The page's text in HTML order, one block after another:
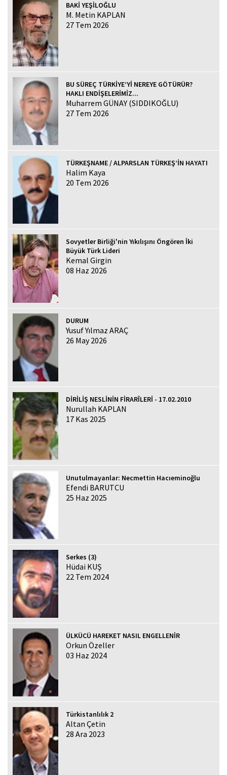
BAKİ YEŞİLOĞLU
M. Metin KAPLAN
27 Tem 2026
BU SÜREÇ TÜRKİYE’Yİ NEREYE GÖTÜRÜR?
HAKLI ENDİŞELERİMİZ...
Muharrem GÜNAY (SIDDIKOĞLU)
27 Tem 2026
TÜRKEŞNAME / ALPARSLAN TÜRKEŞ’İN HAYATI
Halim Kaya
20 Tem 2026
Sovyetler Birliği'nin Yıkılışını Öngören İki
Büyük Türk Lideri
Kemal Girgin
08 Haz 2026
DURUM
Yusuf Yılmaz ARAÇ
26 May 2026
DİRİLİŞ NESLİNİN FİRARÎLERİ - 17.02.2010
Nurullah KAPLAN
17 Kas 2025
Unutulmayanlar: Necmettin Hacıeminoğlu
Efendi BARUTCU
25 Haz 2025
Serkes (3)
Hüdai KUŞ
22 Tem 2024
ÜLKÜCÜ HAREKET NASIL ENGELLENİR
Orkun Özeller
03 Haz 2024
Türkistanlılık 2
Altan Çetin
28 Ara 2023